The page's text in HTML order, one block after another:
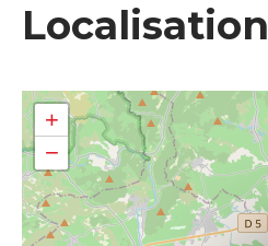
Localisation
+
−